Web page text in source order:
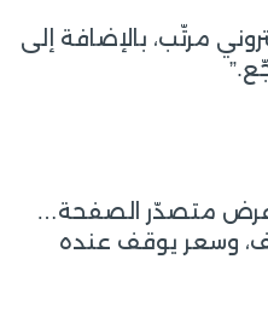
مرتّب، بالإضافة إلى
عرض متصدّر الصفحة…
وسعر يوقف عنده